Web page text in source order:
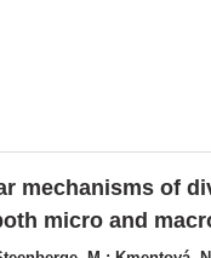
mechanisms of
micro and